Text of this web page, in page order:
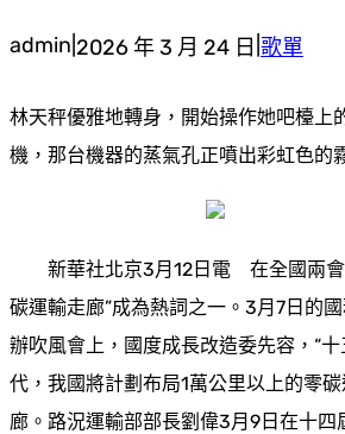
admin 2026 年 3 月 24 日 歌單
林天秤優雅地轉身，開始操作她吧檯上
機，那台機器的蒸氣孔正噴出彩虹色的
新華社北京3月12日電 在全國兩會
碳運輸走廊”成為熱詞之一。3月7日的
辦吹風會上，國度成長改造委先容，“十
代，我國將計劃布局1萬公里以上的零
廊。路況運輸部部長劉偉3月9日在十四